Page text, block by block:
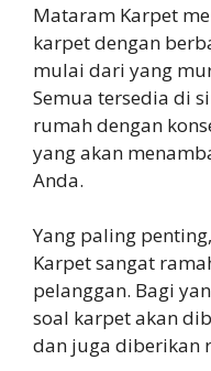
Mataram Karpet
karpet dengan
mulai dari yang
Semua tersedia di
rumah dengan
yang akan
Anda.
Yang paling
Karpet sangat
pelanggan. Bagi
soal karpet akan
dan juga diberikan